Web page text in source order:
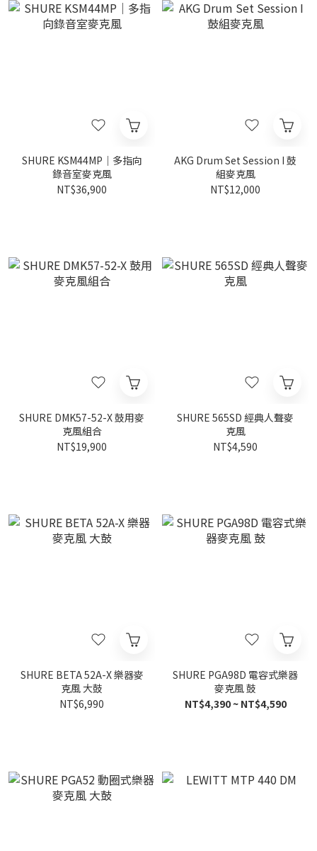
SHURE KSM44MP｜多指向
錄音室麥克風
NT$36,900
AKG Drum Set Session I 鼓
組麥克風
NT$12,000
SHURE DMK57-52-X 鼓用麥
克風組合
NT$19,900
SHURE 565SD 經典人聲麥
克風
NT$4,590
SHURE BETA 52A-X 樂器麥
克風 大鼓
NT$6,990
SHURE PGA98D 電容式樂器
麥克風 鼓
NT$4,390 ~ NT$4,590